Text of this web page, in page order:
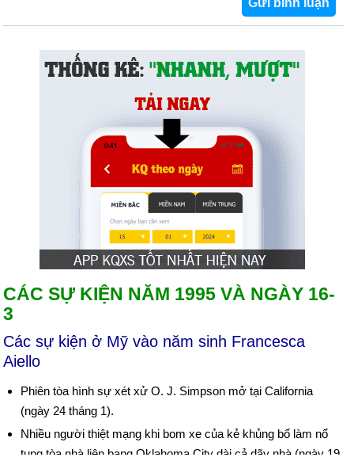
CÁC SỰ KIỆN NĂM 1995 VÀ NGÀY 16-
3
Các sự kiện ở Mỹ vào năm sinh Francesca
Aiello
Phiên tòa hình sự xét xử O. J. Simpson mở tại California
(ngày 24 tháng 1).
Nhiều người thiệt mạng khi bom xe của kẻ khủng bố làm nổ
tung tòa nhà liên bang Oklahoma City dài cả dãy nhà (ngày 19